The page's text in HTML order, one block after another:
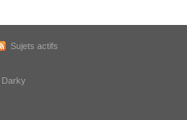
Sujets actifs
Darky